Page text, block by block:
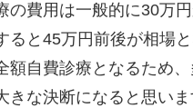
の費用は一般的に30万
ると45万円前後が相場
額自費診療となるため
きな決断になると思いま